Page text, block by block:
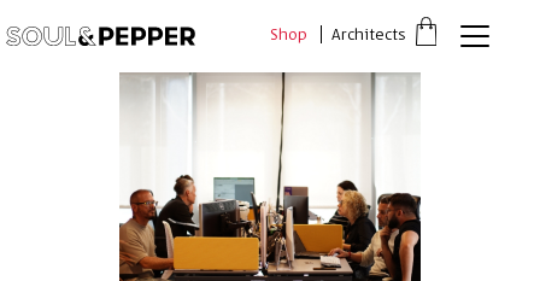
דלג לסרגל הניווט
Shop Architectsפתיחת
חלונית
עגלה
אין מוצרים בעגלה
כבר רשומים? התחברו